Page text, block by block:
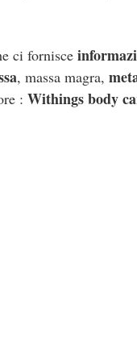
ci fornisce
, massa magra,
: Withings body